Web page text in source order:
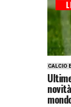
CALCIO